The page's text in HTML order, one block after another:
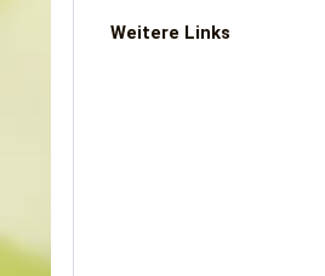
Weitere Links